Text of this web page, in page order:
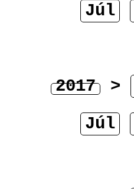
Júl
2017 >
Júl